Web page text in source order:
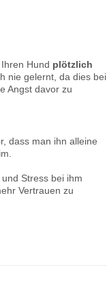
Hund plötzlich
nie gelernt, da dies bei
Angst davor zu
dass man ihn alleine
Stress bei ihm
Vertrauen zu